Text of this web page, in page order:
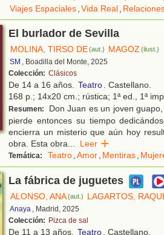
Viajes Espaciales Vida Real
El burlador de Sevilla
MOLINA, TIRSO DE(aut.) MAGOZ (ilust.)
SM
, Boadilla del Monte, 2025
Colección: Clásicos
De 14 a 16 años. Teatro
. Castellano.
168 p.; 14x20 cm.; rústica; 1ª ed., 1ª
Resumen:
Don Juan es un joven
pierde entonces su tiempo
encierra un misterio que aún hoy
obra. Esta obra
Leer
Temática: Teatro Amor Mentiras
La fábrica de juguetes
ALONSO, ANA(aut.) LAGARTOS,
Anaya
, Madrid, 2025
Colección: Pizca de sal
De 11 a 13 años. Teatro
. Castellano.